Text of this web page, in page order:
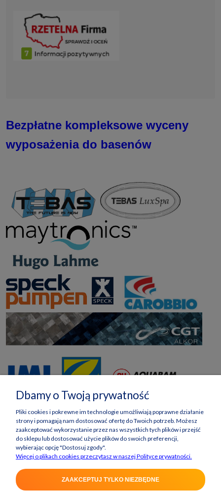
Bezpłatne kompleksowe wyceny
wyposażenia do basenów
Dbamy o Twoją prywatność
Pliki cookies i pokrewne im technologie umożliwiają poprawne działanie
strony i pomagają nam dostosować ofertę do Twoich potrzeb. Możesz
zaakceptować wykorzystanie przez nas wszystkich tych plików i przejść
do sklepu lub dostosować użycie plików do swoich preferencji,
wybierając opcję "Dostosuj zgody".
Więcej o plikach cookies przeczytasz w naszej Polityce prywatności.
ZAAKCEPTUJ TYLKO NIEZBĘDNE